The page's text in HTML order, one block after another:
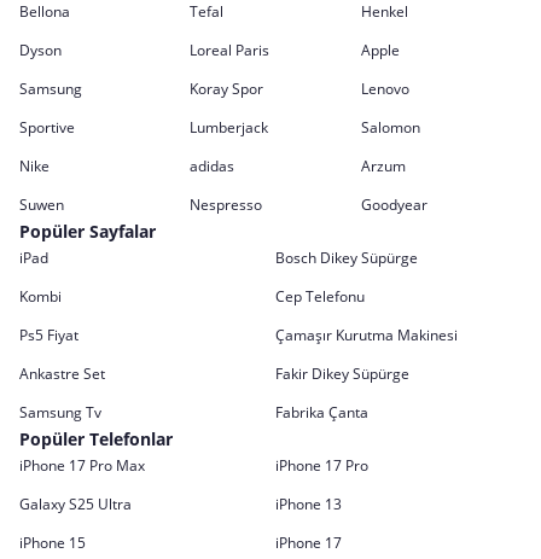
Bellona
Tefal
Henkel
Dyson
Loreal Paris
Apple
Samsung
Koray Spor
Lenovo
Sportive
Lumberjack
Salomon
Nike
adidas
Arzum
Suwen
Nespresso Goodyear
Popüler Sayfalar
iPad
Bosch Dikey Süpürge
Kombi
Cep Telefonu
Ps5 Fiyat
Çamaşır Kurutma Makinesi
Ankastre Set
Fakir Dikey Süpürge
Samsung Tv
Fabrika Çanta
Popüler Telefonlar
iPhone 17 Pro Max
iPhone 17 Pro
Galaxy S25 Ultra
iPhone 13
iPhone 15
iPhone 17